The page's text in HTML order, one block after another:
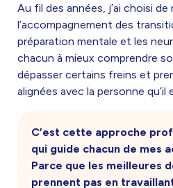
Au fil des années, j’ai choisi de
l’accompagnement des
préparation mentale et les
chacun à mieux comprendre
dépasser certains freins et
alignées avec la personne qu’il
C’est cette approche
qui guide chacun de mes
Parce que les meilleures
prennent pas en